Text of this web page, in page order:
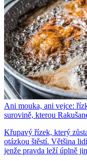
Ani mouka, ani vejce:
surovině, kterou
Křupavý řízek, který
otázkou štěstí. Většina
jenže pravda leží úplně